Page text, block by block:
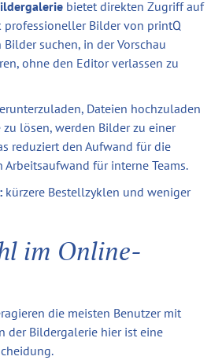
bietet direkten Zugriff auf
Bilder von printQ
suchen, in der Vorschau
ohne den Editor verlassen zu
Dateien hochzuladen
lösen, werden Bilder zu einer
reduziert den Aufwand für die
für interne Teams.
kürzere Bestellzyklen und weniger
im Online-
die meisten Benutzer mit
der Bildergalerie hier ist eine